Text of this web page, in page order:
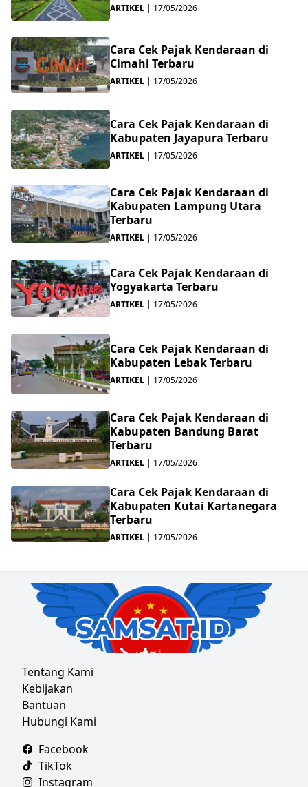
ARTIKEL | 17/05/2026
Cara Cek Pajak Kendaraan di
Cimahi Terbaru
ARTIKEL | 17/05/2026
Cara Cek Pajak Kendaraan di
Kabupaten Jayapura Terbaru
ARTIKEL | 17/05/2026
Cara Cek Pajak Kendaraan di
Kabupaten Lampung Utara
Terbaru
ARTIKEL | 17/05/2026
Cara Cek Pajak Kendaraan di
Yogyakarta Terbaru
ARTIKEL 17/05/2026
Cara Cek Pajak Kendaraan di
Kabupaten Lebak Terbaru
ARTIKEL | 17/05/2026
Cara Cek Pajak Kendaraan di
Kabupaten Bandung Barat
Terbaru
ARTIKEL | 17/05/2026
Cara Cek Pajak Kendaraan di
Kabupaten Kutai Kartanegara
Terbaru
ARTIKEL | 17/05/2026
Tentang Kami
Kebijakan
Bantuan
Hubungi Kami
Facebook
TikTok
Instagram